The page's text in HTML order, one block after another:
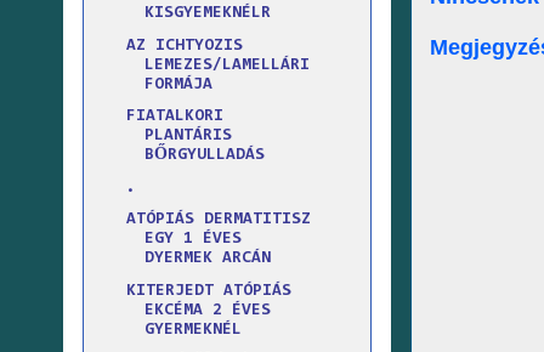
KISGYEMEKNÉLR
AZ ICHTYOZIS
LEMEZES/LAMELLÁRI
FORMÁJA
FIATALKORI
PLANTÁRIS
BŐRGYULLADÁS
.
ATÓPIÁS DERMATITISZ
EGY 1 ÉVES
DYERMEK ARCÁN
KITERJEDT ATÓPIÁS
EKCÉMA 2 ÉVES
GYERMEKNÉL